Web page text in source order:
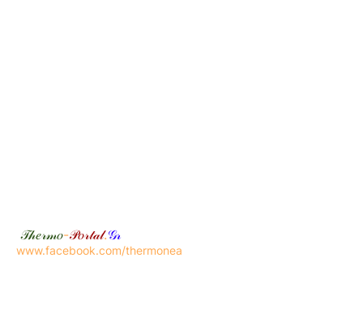
𝒯𝒽𝑒𝓇𝓂𝑜-𝒫𝑜𝓇𝓉𝒶𝓁.𝒢𝓇
www.facebook.com/thermonea